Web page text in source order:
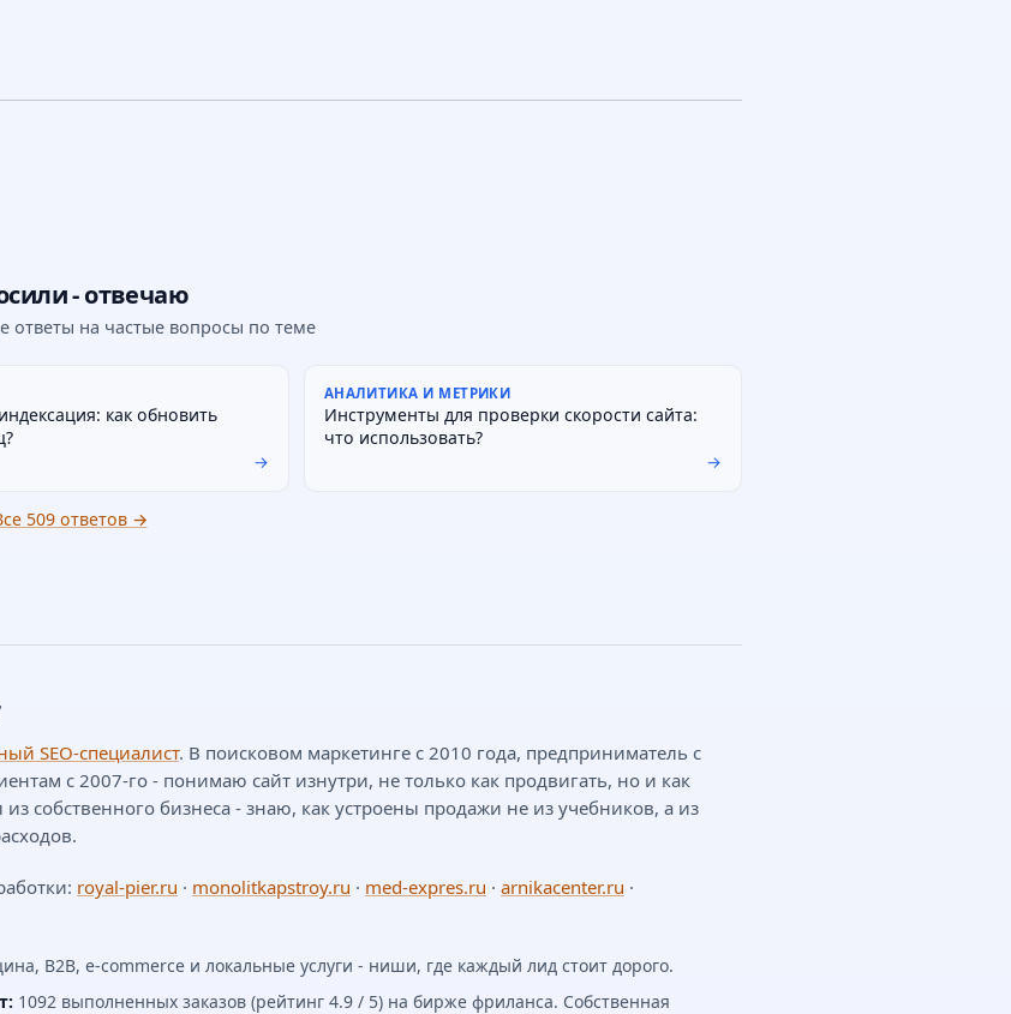
- отвечаю
ответы на частые вопросы по теме
как обновить
→
АНАЛИТИКА И МЕТРИКИ
Инструменты для проверки скорости сайта:
что использовать?
→
509 ответов →
SEO-специалист. В поисковом маркетинге с 2010 года, предприниматель с
с 2007-го - понимаю сайт изнутри, не только как продвигать, но и как
собственного бизнеса - знаю, как устроены продажи не из учебников, а из
royal-pier.ru · monolitkapstroy.ru · med-expres.ru · arnikacenter.ru ·
B2B, e-commerce и локальные услуги - ниши, где каждый лид стоит дорого.
1092 выполненных заказов (рейтинг 4.9 / 5) на бирже фриланса. Собственная